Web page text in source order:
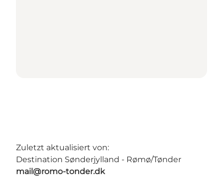
Zuletzt aktualisiert von:
Destination Sønderjylland - Rømø/Tønder
mail@romo-tonder.dk